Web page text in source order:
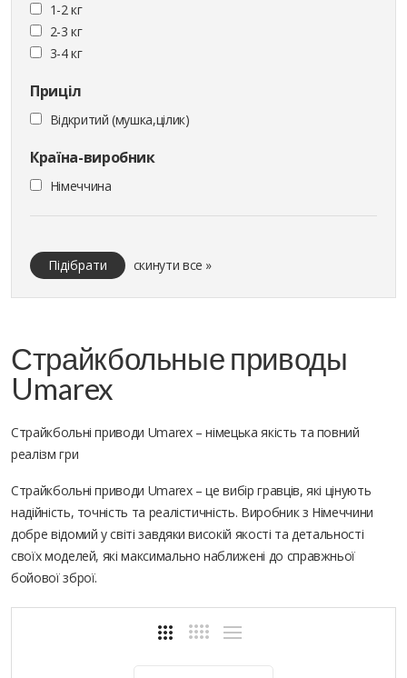
1-2 кг
2-3 кг
3-4 кг
Приціл
Відкритий (мушка,цілик)
Країна-виробник
Німеччина
Підібрати скинути все »
Страйкбольные приводы
Umarex
Страйкбольні приводи Umarex – німецька якість та повний
реалізм гри
Страйкбольні приводи Umarex – це вибір гравців, які цінують
надійність, точність та реалістичність. Виробник з Німеччини
добре відомий у світі завдяки високій якості та детальності
своїх моделей, які максимально наближені до справжньої
бойової зброї.